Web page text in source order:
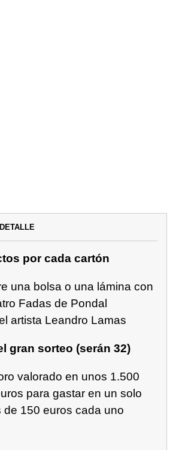
por cada cartón
una bolsa o una lámina con
Fadas de Pondal
artista Leandro Lamas
gran sorteo (serán 32)
valorado en unos 1.500
para gastar en un solo
de 150 euros cada uno